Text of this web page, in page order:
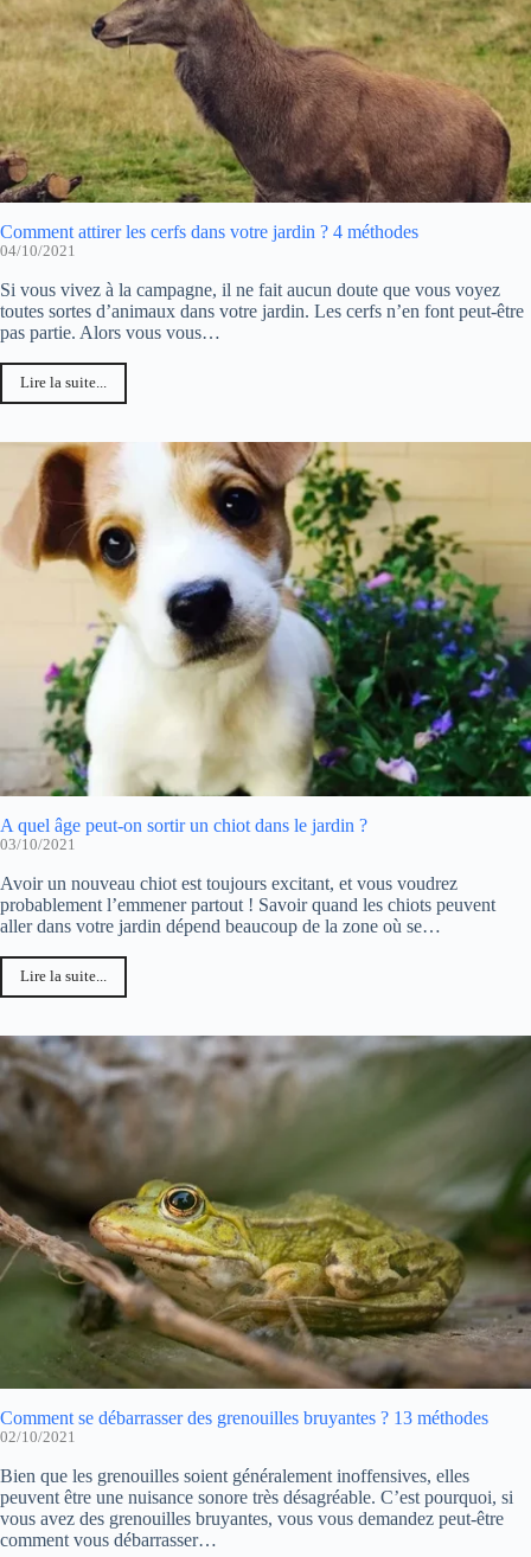
Comment attirer les cerfs dans votre jardin ? 4 méthodes
04/10/2021
Si vous vivez à la campagne, il ne fait aucun doute que vous voyez
toutes sortes d’animaux dans votre jardin. Les cerfs n’en font peut-être
pas partie. Alors vous vous…
Lire la suite...
A quel âge peut-on sortir un chiot dans le jardin ?
03/10/2021
Avoir un nouveau chiot est toujours excitant, et vous voudrez
probablement l’emmener partout ! Savoir quand les chiots peuvent
aller dans votre jardin dépend beaucoup de la zone où se…
Lire la suite...
Comment se débarrasser des grenouilles bruyantes ? 13 méthodes
02/10/2021
Bien que les grenouilles soient généralement inoffensives, elles
peuvent être une nuisance sonore très désagréable. C’est pourquoi, si
vous avez des grenouilles bruyantes, vous vous demandez peut-être
comment vous débarrasser…